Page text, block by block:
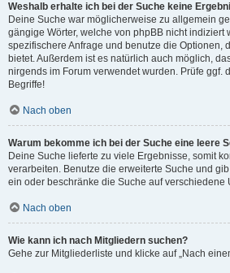
Weshalb erhalte ich bei der Suche keine
Deine Suche war möglicherweise zu allgemein
gängige Wörter, welche von phpBB nicht indiziert
spezifischere Anfrage und benutze die Optionen,
bietet. Außerdem ist es natürlich auch möglich,
nirgends im Forum verwendet wurden. Prüfe ggf.
Begriffe!
Nach oben
Warum bekomme ich bei der Suche eine leere
Deine Suche lieferte zu viele Ergebnisse, somit
verarbeiten. Benutze die erweiterte Suche und
ein oder beschränke die Suche auf verschiedene
Nach oben
Wie kann ich nach Mitgliedern suchen?
Gehe zur Mitgliederliste und klicke auf „Nach